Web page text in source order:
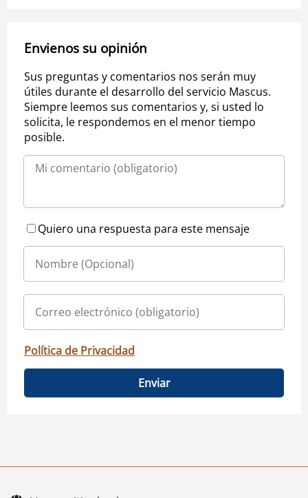
Envienos su opinión
Sus preguntas y comentarios nos serán muy
útiles durante el desarrollo del servicio Mascus.
Siempre leemos sus comentarios y, si usted lo
solicita, le respondemos en el menor tiempo
posible.
Quiero una respuesta para este mensaje
Política de Privacidad
Enviar